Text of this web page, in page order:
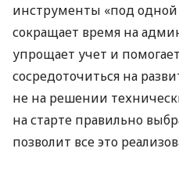
инструменты «под
сокращает время на
упрощает учет и
сосредоточиться на
не на решении
на старте правильно
позволит все это